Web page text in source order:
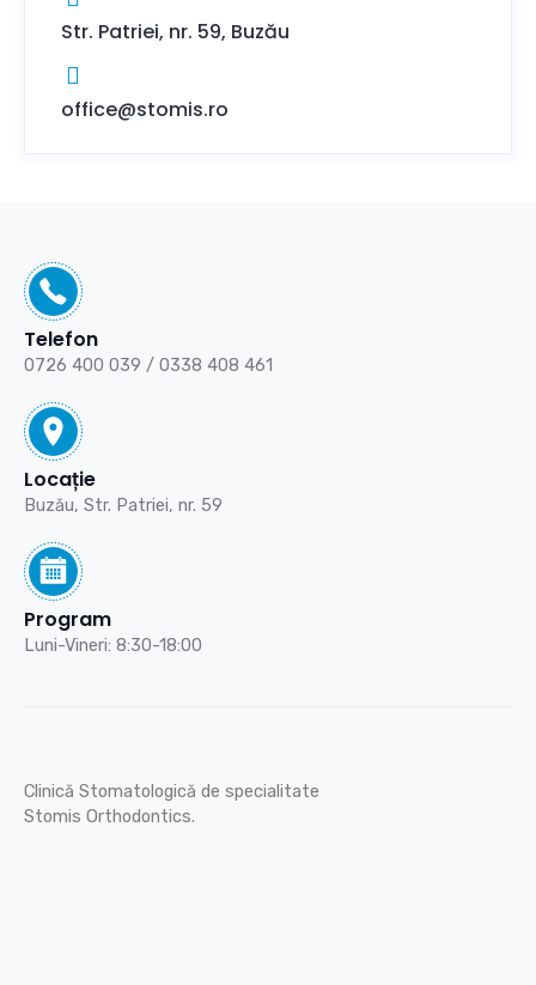
Str. Patriei, nr. 59, Buzău
office@stomis.ro
Telefon
0726 400 039 / 0338 408 461
Locație
Buzău, Str. Patriei, nr. 59
Program
Luni-Vineri: 8:30-18:00
Clinică Stomatologică de specialitate
Stomis Orthodontics.